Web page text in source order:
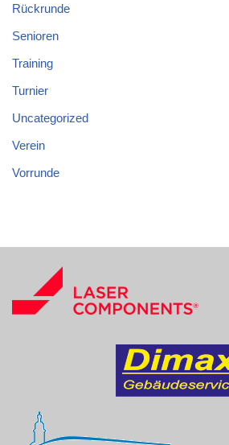
Rückrunde
Senioren
Training
Turnier
Uncategorized
Verein
Vorrunde